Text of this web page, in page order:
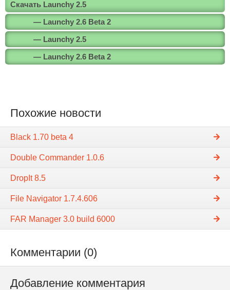
Скачать Launchy 2.5
— Launchy 2.6 Beta 2
— Launchy 2.5
— Launchy 2.6 Beta 2
Похожие новости
Black 1.70 beta 4
Double Commander 1.0.6
DropIt 8.5
File Navigator 1.7.4.606
FAR Manager 3.0 build 6000
Комментарии (0)
Добавление комментария